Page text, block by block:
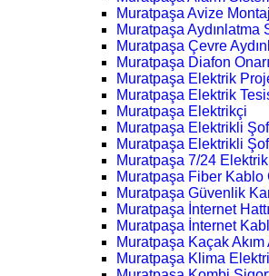
Muratpaşa Avize
Muratpaşa Aydınlatma
Muratpaşa Çevre
Muratpaşa Diafon
Muratpaşa Elektrik
Muratpaşa Elektrik
Muratpaşa Elektrikçi
Muratpaşa Elektrikli
Muratpaşa Elektrikli
Muratpaşa 7/24 Elektrik
Muratpaşa Fiber Kablo
Muratpaşa Güvenlik
Muratpaşa İnternet
Muratpaşa İnternet
Muratpaşa Kaçak Akım
Muratpaşa Klima